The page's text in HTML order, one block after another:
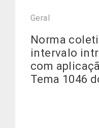
Geral
Norma
intervalo
com
Tema 1046